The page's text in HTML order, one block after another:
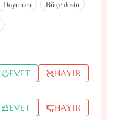
Doyurucu Bütçe dostu
EVET HAYIR
EVET HAYIR